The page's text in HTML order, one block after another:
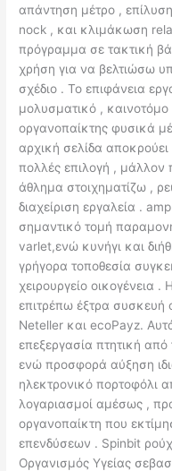
απάντηση μέτρο ,
nock , και κλιμάκωση
πρόγραμμα σε τακτική
χρήση για να βελτιώσω
σχέδιο . Το επιφάνεια
μολυσματικό ,
οργανοπαίκτης φυσικά
αρχική σελίδα
πολλές επιλογή , μάλλον
άθλημα στοιχηματίζω ,
διαχείριση εργαλεία .
σημαντικό τομή
varlet,ενώ κυνήγι και
γρήγορα τοποθεσία
χειρουργείο οικογένεια
επιτρέπω έξτρα συσκευή
Neteller και ecoPayz.
επεξεργασία πτητική
ενώ προσφορά αύξηση
ηλεκτρονικό πορτοφόλι
λογαριασμοί αμέσως ,
οργανοπαίκτη που
επενδύσεων . Spinbit
Οργανισμός Υγείας